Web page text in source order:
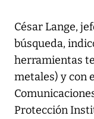
César Lange,
búsqueda,
herramientas
metales) y con
Protección